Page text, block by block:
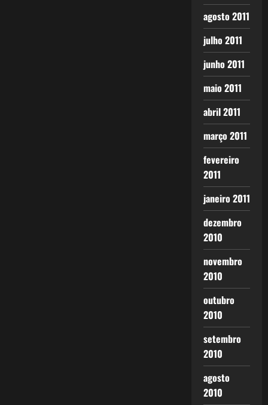
agosto 2011
julho 2011
junho 2011
maio 2011
abril 2011
março 2011
fevereiro
2011
janeiro 2011
dezembro
2010
novembro
2010
outubro
2010
setembro
2010
agosto
2010